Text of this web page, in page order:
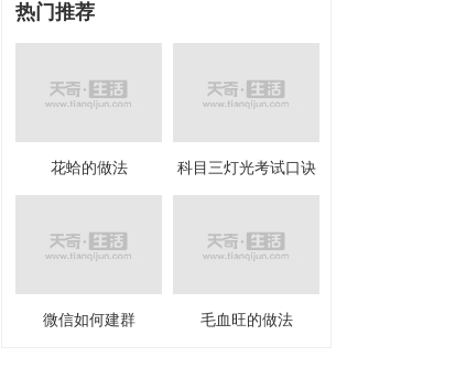
热门推荐
花蛤的做法 科目三灯光考试口诀
微信如何建群 毛血旺的做法